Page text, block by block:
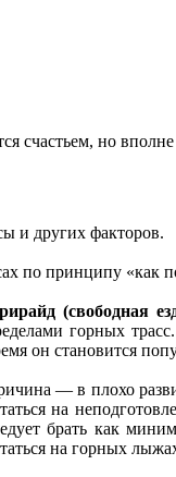
но
и других факторов.
по принципу «как
(свободная
горных
он становится
— в плохо
на
брать как
на горных